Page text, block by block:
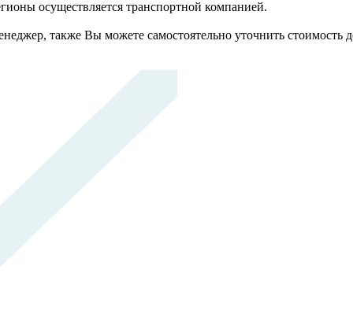
осуществляется транспортной компанией.
также Вы можете самостоятельно уточнить стоимость